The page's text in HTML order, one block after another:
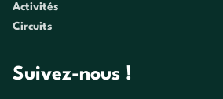
Activités
Circuits
Suivez-nous !